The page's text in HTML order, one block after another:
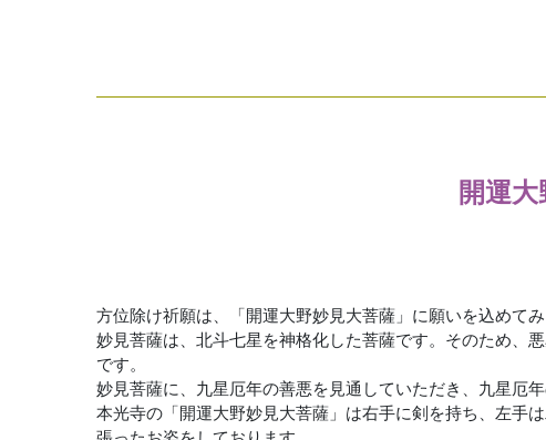
開運
方位除け祈願は、「開運大野妙見大菩薩」に願いを込めてみ
妙見菩薩は、北斗七星を神格化した菩薩です。そのため、
です。
妙見菩薩に、九星厄年の善悪を見通していただき、九星厄
本光寺の「開運大野妙見大菩薩」は右手に剣を持ち、左手